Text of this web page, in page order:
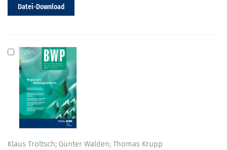
Datei-Download
Klaus Troltsch; Günter Walden; Thomas Krupp